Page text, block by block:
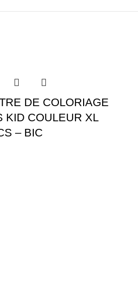
DE COLORIAGE
KID COULEUR XL
– BIC